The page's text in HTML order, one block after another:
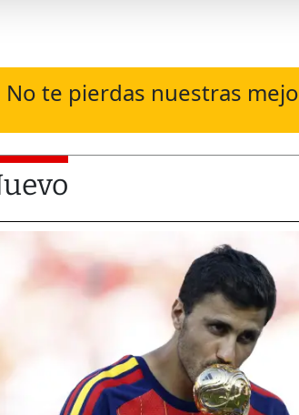
No te pierdas nuestras